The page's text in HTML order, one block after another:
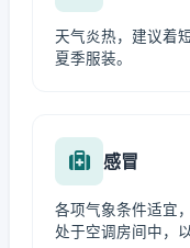
天气炎热，建议着
夏季服装。
感冒
各项气象条件适宜
处于空调房间中，